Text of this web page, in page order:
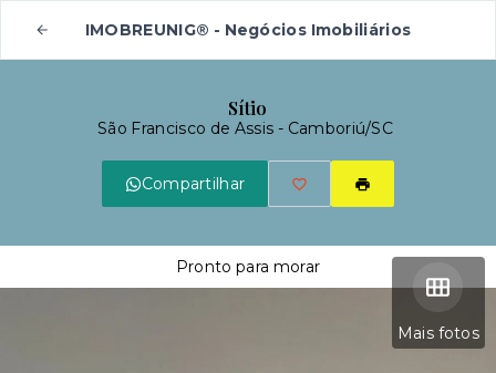
IMOBREUNIG® - Negócios Imobiliários
Sítio
São Francisco de Assis - Camboriú/SC
Compartilhar
Mais fotos
Pronto para morar